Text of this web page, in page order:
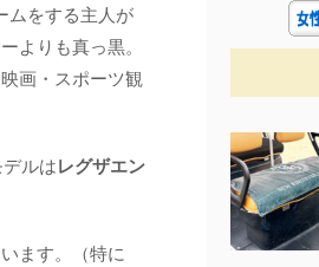
ムをする主人が
よりも真っ黒。
画・スポーツ観
ルはレグザエン
ます。（特に